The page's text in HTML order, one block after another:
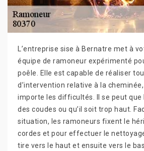
L’entreprise sise à Bernatre met à
équipe de ramoneur expérimenté
poêle. Elle est capable de réaliser
d’intervention relative à la
importe les difficultés. Il se peut
des coudes ou qu’il soit trop haut.
situation, les ramoneurs fixent le
cordes et pour effectuer le
tire vers le haut et ensuite vers le bas.